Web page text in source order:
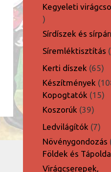
Kegyeleti
30
termék
Sírdíszek és
Síremléktisztítás
Kerti díszek 6565
Készítmények
Kopogtatók 1515
Koszorúk 3939
Ledvilágítók 77
Növénygondozás
Földek és
Virágcserepek,